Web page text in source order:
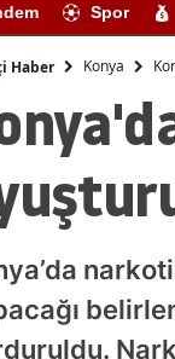
Spor
Haber Konya